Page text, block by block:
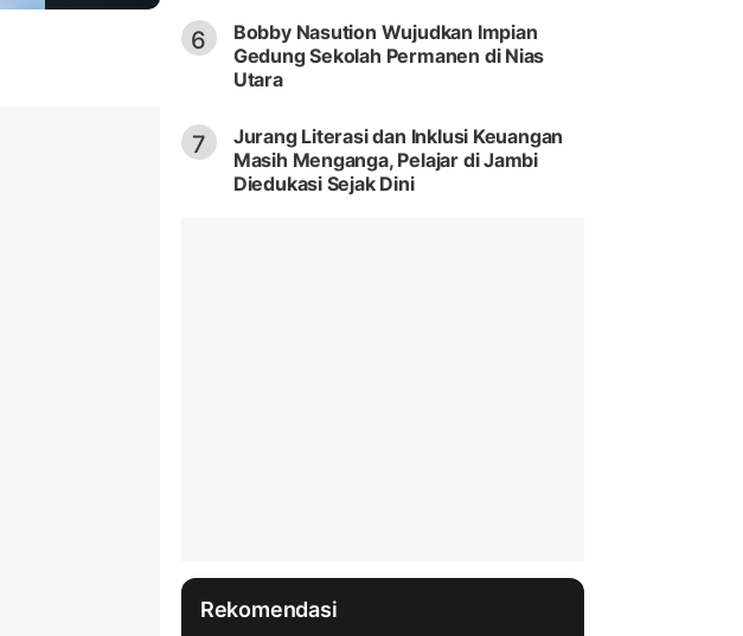
6
Bobby Nasution Wujudkan Impian
Gedung Sekolah Permanen di Nias
Utara
7
Jurang Literasi dan Inklusi Keuangan
Masih Menganga, Pelajar di Jambi
Diedukasi Sejak Dini
Rekomendasi